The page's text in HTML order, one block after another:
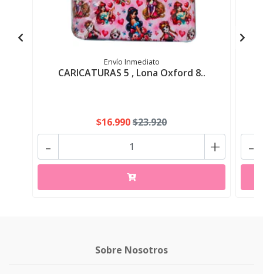
Envío Inmediato
CARICATURAS 5 , Lona Oxford 8..
$16.990$23.920
+
- -
Sobre Nosotros